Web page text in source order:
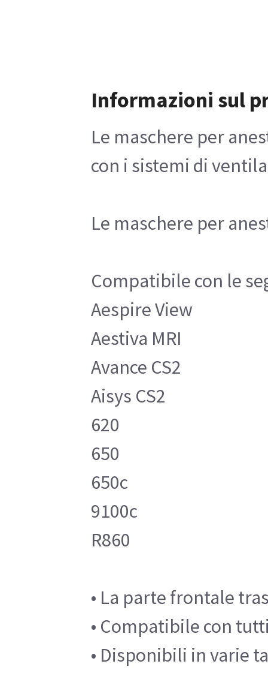
Informazioni sul
Le maschere per
con i sistemi di
Le maschere per
Compatibile con le
Aespire View
Aestiva MRI
Avance CS2
Aisys CS2
620
650
650c
9100c
R860
• La parte frontale
• Compatibile con
• Disponibili in varie